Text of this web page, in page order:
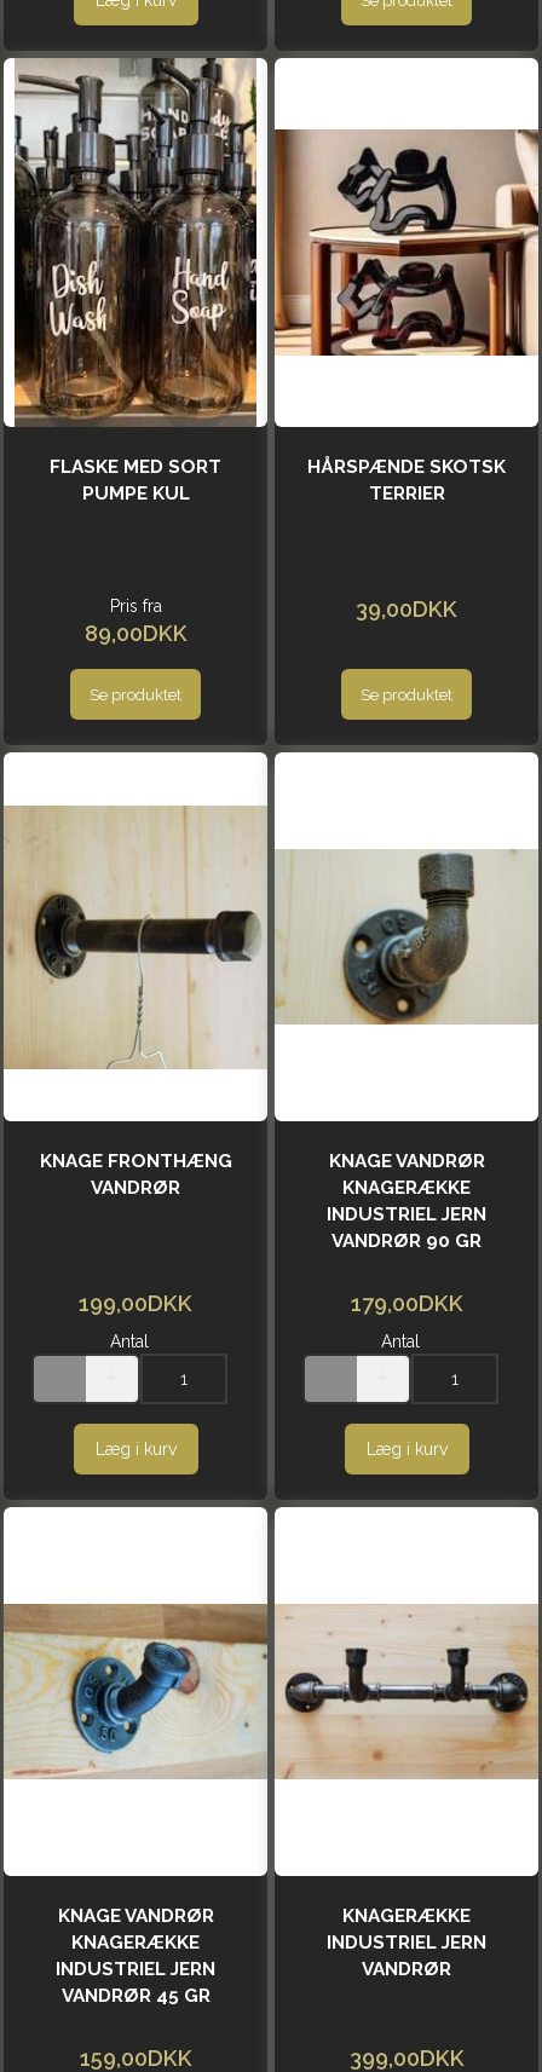
FLASKE MED SORT
PUMPE KUL
Pris fra
89,00DKK
Se produktet
HÅRSPÆNDE SKOTSK
TERRIER
39,00DKK
Se produktet
KNAGE FRONTHÆNG
VANDRØR
199,00DKK
Antal
Læg i kurv
KNAGE VANDRØR
KNAGERÆKKE
INDUSTRIEL JERN
VANDRØR 90 GR
179,00DKK
Antal
Læg i kurv
KNAGE VANDRØR
KNAGERÆKKE
INDUSTRIEL JERN
VANDRØR 45 GR
159,00DKK
KNAGERÆKKE
INDUSTRIEL JERN
VANDRØR
399,00DKK